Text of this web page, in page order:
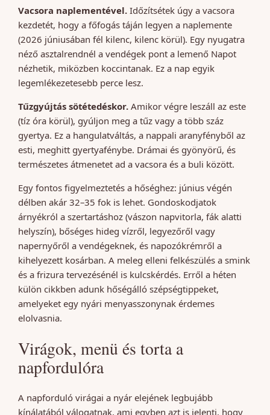
Vacsora naplementével. Időzítsétek úgy a vacsora
kezdetét, hogy a főfogás táján legyen a naplemente
(2026 júniusában fél kilenc, kilenc körül). Egy nyugatra
néző asztalrendnél a vendégek pont a lemenő Napot
nézhetik, miközben koccintanak. Ez a nap egyik
legemlékezetesebb perce lesz.
Tűzgyújtás sötétedéskor. Amikor végre leszáll az este
(tíz óra körül), gyúljon meg a tűz vagy a több száz
gyertya. Ez a hangulatváltás, a nappali aranyfényből az
esti, meghitt gyertyafénybe. Drámai és gyönyörű, és
természetes átmenetet ad a vacsora és a buli között.
Egy fontos figyelmeztetés a hőséghez: június végén
délben akár 32–35 fok is lehet. Gondoskodjatok
árnyékról a szertartáshoz (vászon napvitorla, fák alatti
helyszín), bőséges hideg vízről, legyezőről vagy
napernyőről a vendégeknek, és napozókrémről a
kihelyezett kosárban. A meleg elleni felkészülés a smink
és a frizura tervezésénél is kulcskérdés. Erről a héten
külön cikkben adunk hőségálló szépségtippeket,
amelyeket egy nyári menyasszonynak érdemes
elolvasnia.
Virágok, menü és torta a
napfordulóra
A napforduló virágai a nyár elejének legbujább
kínálatából válogatnak, ami egyben azt is jelenti, hogy